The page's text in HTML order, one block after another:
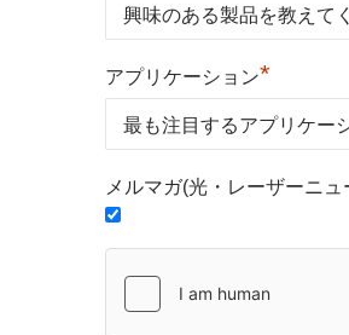
アプリケーション*
メルマガ(光・レーザーニュ